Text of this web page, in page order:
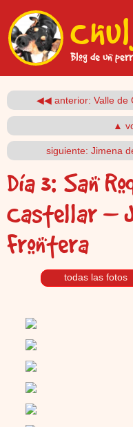
Blog de un
◀◀ anterior: Valle de
▲
siguiente: Jimena
Día 3: San
Castellar –
Frontera
todas las fotos